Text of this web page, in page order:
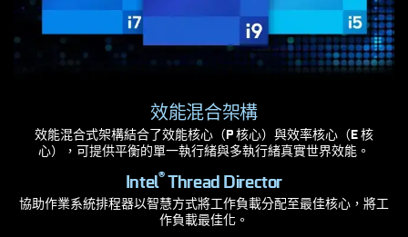
效能混合架構
效能混合式架構結合了效能核心（P 核心）與效率核心（E 核
心），可提供平衡的單一執行緒與多執行緒真實世界效能。
Intel®Thread Director
協助作業系統排程器以智慧方式將工作負載分配至最佳核心，將工
作負載最佳化。